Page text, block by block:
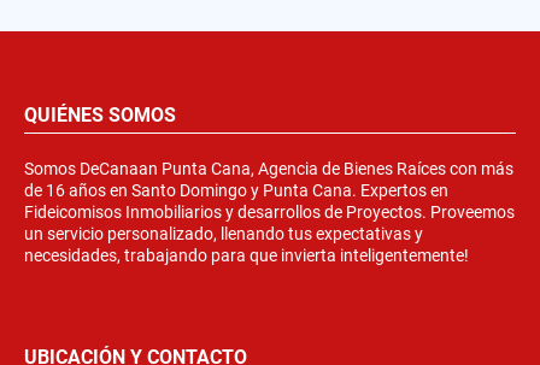
QUIÉNES SOMOS
Somos DeCanaan Punta Cana, Agencia de Bienes Raíces con más
de 16 años en Santo Domingo y Punta Cana. Expertos en
Fideicomisos Inmobiliarios y desarrollos de Proyectos. Proveemos
un servicio personalizado, llenando tus expectativas y
necesidades, trabajando para que invierta inteligentemente!
UBICACIÓN Y CONTACTO